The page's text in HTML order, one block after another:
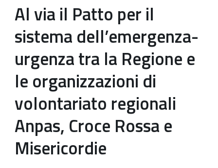
Al via il Patto per il
sistema dell’emergenza-
urgenza tra la Regione e
le organizzazioni di
volontariato regionali
Anpas, Croce Rossa e
Misericordie